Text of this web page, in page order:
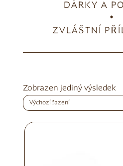
DÁRKY A
ZVLÁŠTNÍ
Zobrazen jediný výsledek